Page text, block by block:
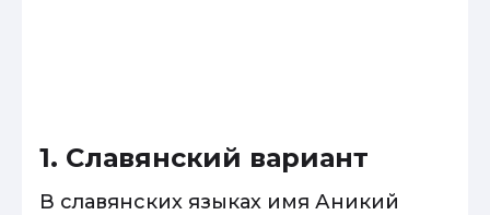
1. Славянский вариант
В славянских языках имя Аникий